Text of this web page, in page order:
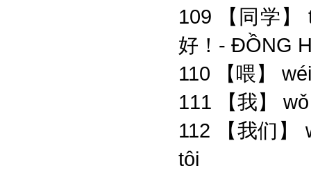
109 【同学】
好！- ĐỒNG
110 【喂】
111 【我】
112 【我们】
tôi